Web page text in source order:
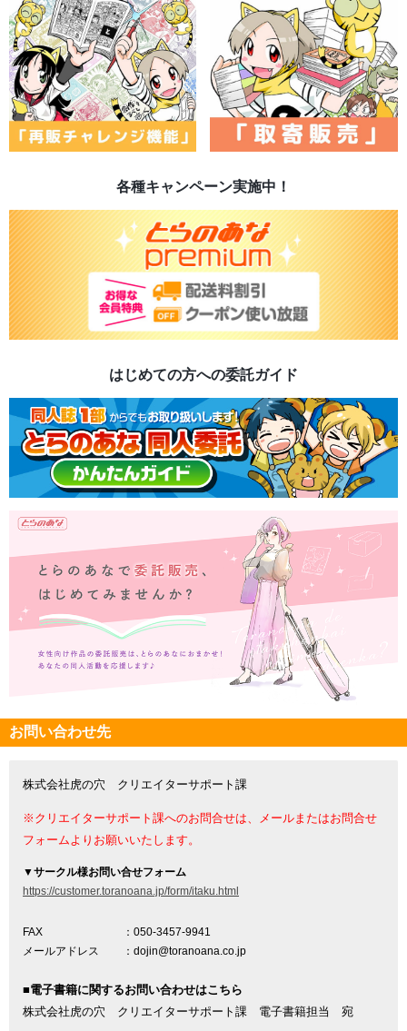
各種キャンペーン実施中！
はじめての方への委託ガイド
お問い合わせ先
株式会社虎の穴 クリエイターサポート課
※クリエイターサポート課へのお問合せは、メールまたはお問合せ
フォームよりお願いいたします。
▼サークル様お問い合せフォーム
https://customer.toranoana.jp/form/itaku.html
FAX
：050-3457-9941
メールアドレス
：dojin@toranoana.co.jp
■電子書籍に関するお問い合わせはこちら
株式会社虎の穴 クリエイターサポート課 電子書籍担当 宛